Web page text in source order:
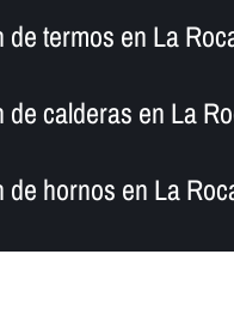
termos en La
calderas en La
hornos en La